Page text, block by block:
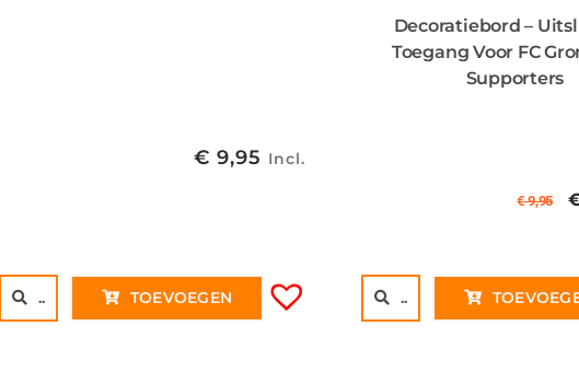
€ 9,95 Incl.
.. TOEVOEGEN
Decoratiebord –
Toegang Voor FC
Supporters
€9,95
..